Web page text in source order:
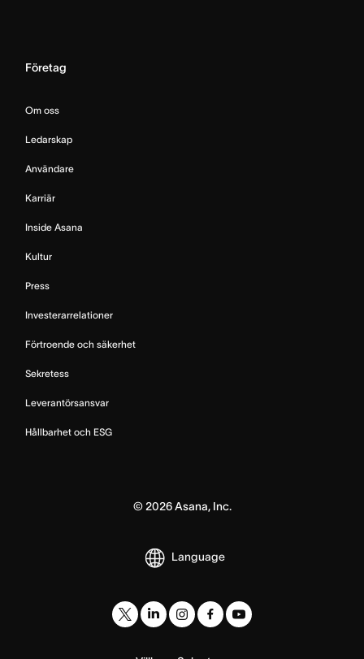
Företag
Om oss
Ledarskap
Användare
Karriär
Inside Asana
Kultur
Press
Investerarrelationer
Förtroende och säkerhet
Sekretess
Leverantörsansvar
Hållbarhet och ESG
© 2026Asana, Inc.
Language